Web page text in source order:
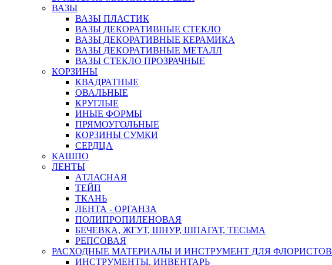
ВАЗЫ
ВАЗЫ ПЛАСТИК
ВАЗЫ ДЕКОРАТИВНЫЕ СТЕКЛО
ВАЗЫ ДЕКОРАТИВНЫЕ КЕРАМИКА
ВАЗЫ ДЕКОРАТИВНЫЕ МЕТАЛЛ
ВАЗЫ СТЕКЛО ПРОЗРАЧНЫЕ
КОРЗИНЫ
КВАДРАТНЫЕ
ОВАЛЬНЫЕ
КРУГЛЫЕ
ИНЫЕ ФОРМЫ
ПРЯМОУГОЛЬНЫЕ
КОРЗИНЫ СУМКИ
СЕРДЦА
КАШПО
ЛЕНТЫ
АТЛАСНАЯ
ТЕЙП
ТКАНЬ
ЛЕНТА - ОРГАНЗА
ПОЛИПРОПИЛЕНОВАЯ
БЕЧЕВКА, ЖГУТ, ШНУР, ШПАГАТ, ТЕСЬМА
РЕПСОВАЯ
РАСХОДНЫЕ МАТЕРИАЛЫ И ИНСТРУМЕНТ ДЛЯ ФЛОРИСТОВ
ИНСТРУМЕНТЫ, ИНВЕНТАРЬ